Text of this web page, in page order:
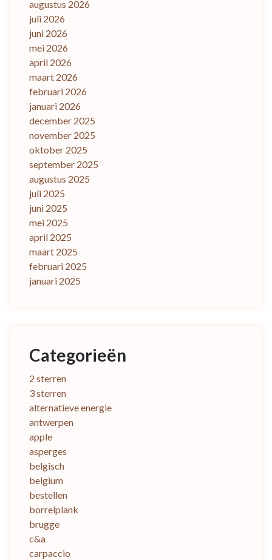
augustus 2026
juli 2026
juni 2026
mei 2026
april 2026
maart 2026
februari 2026
januari 2026
december 2025
november 2025
oktober 2025
september 2025
augustus 2025
juli 2025
juni 2025
mei 2025
april 2025
maart 2025
februari 2025
januari 2025
Categorieën
2 sterren
3 sterren
alternatieve energie
antwerpen
apple
asperges
belgisch
belgium
bestellen
borrelplank
brugge
c&a
carpaccio